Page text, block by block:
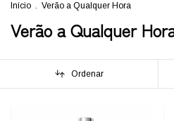
Início . Verão a Qualquer Hora
Verão a Qualquer
Ordenar